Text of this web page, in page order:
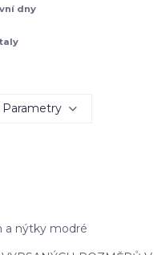
dny
Parametry
a nýtky modré